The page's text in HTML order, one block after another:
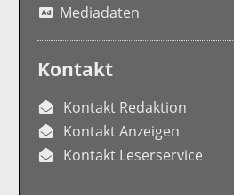
Mediadaten
Kontakt
Kontakt Redaktion
Kontakt Anzeigen
Kontakt Leserservice